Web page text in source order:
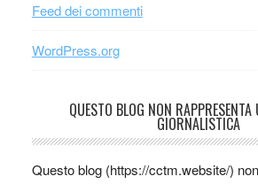
Feed dei commenti
WordPress.org
QUESTO BLOG NON RAPPRESENTA
GIORNALISTICA
Questo blog (https://cctm.website/)